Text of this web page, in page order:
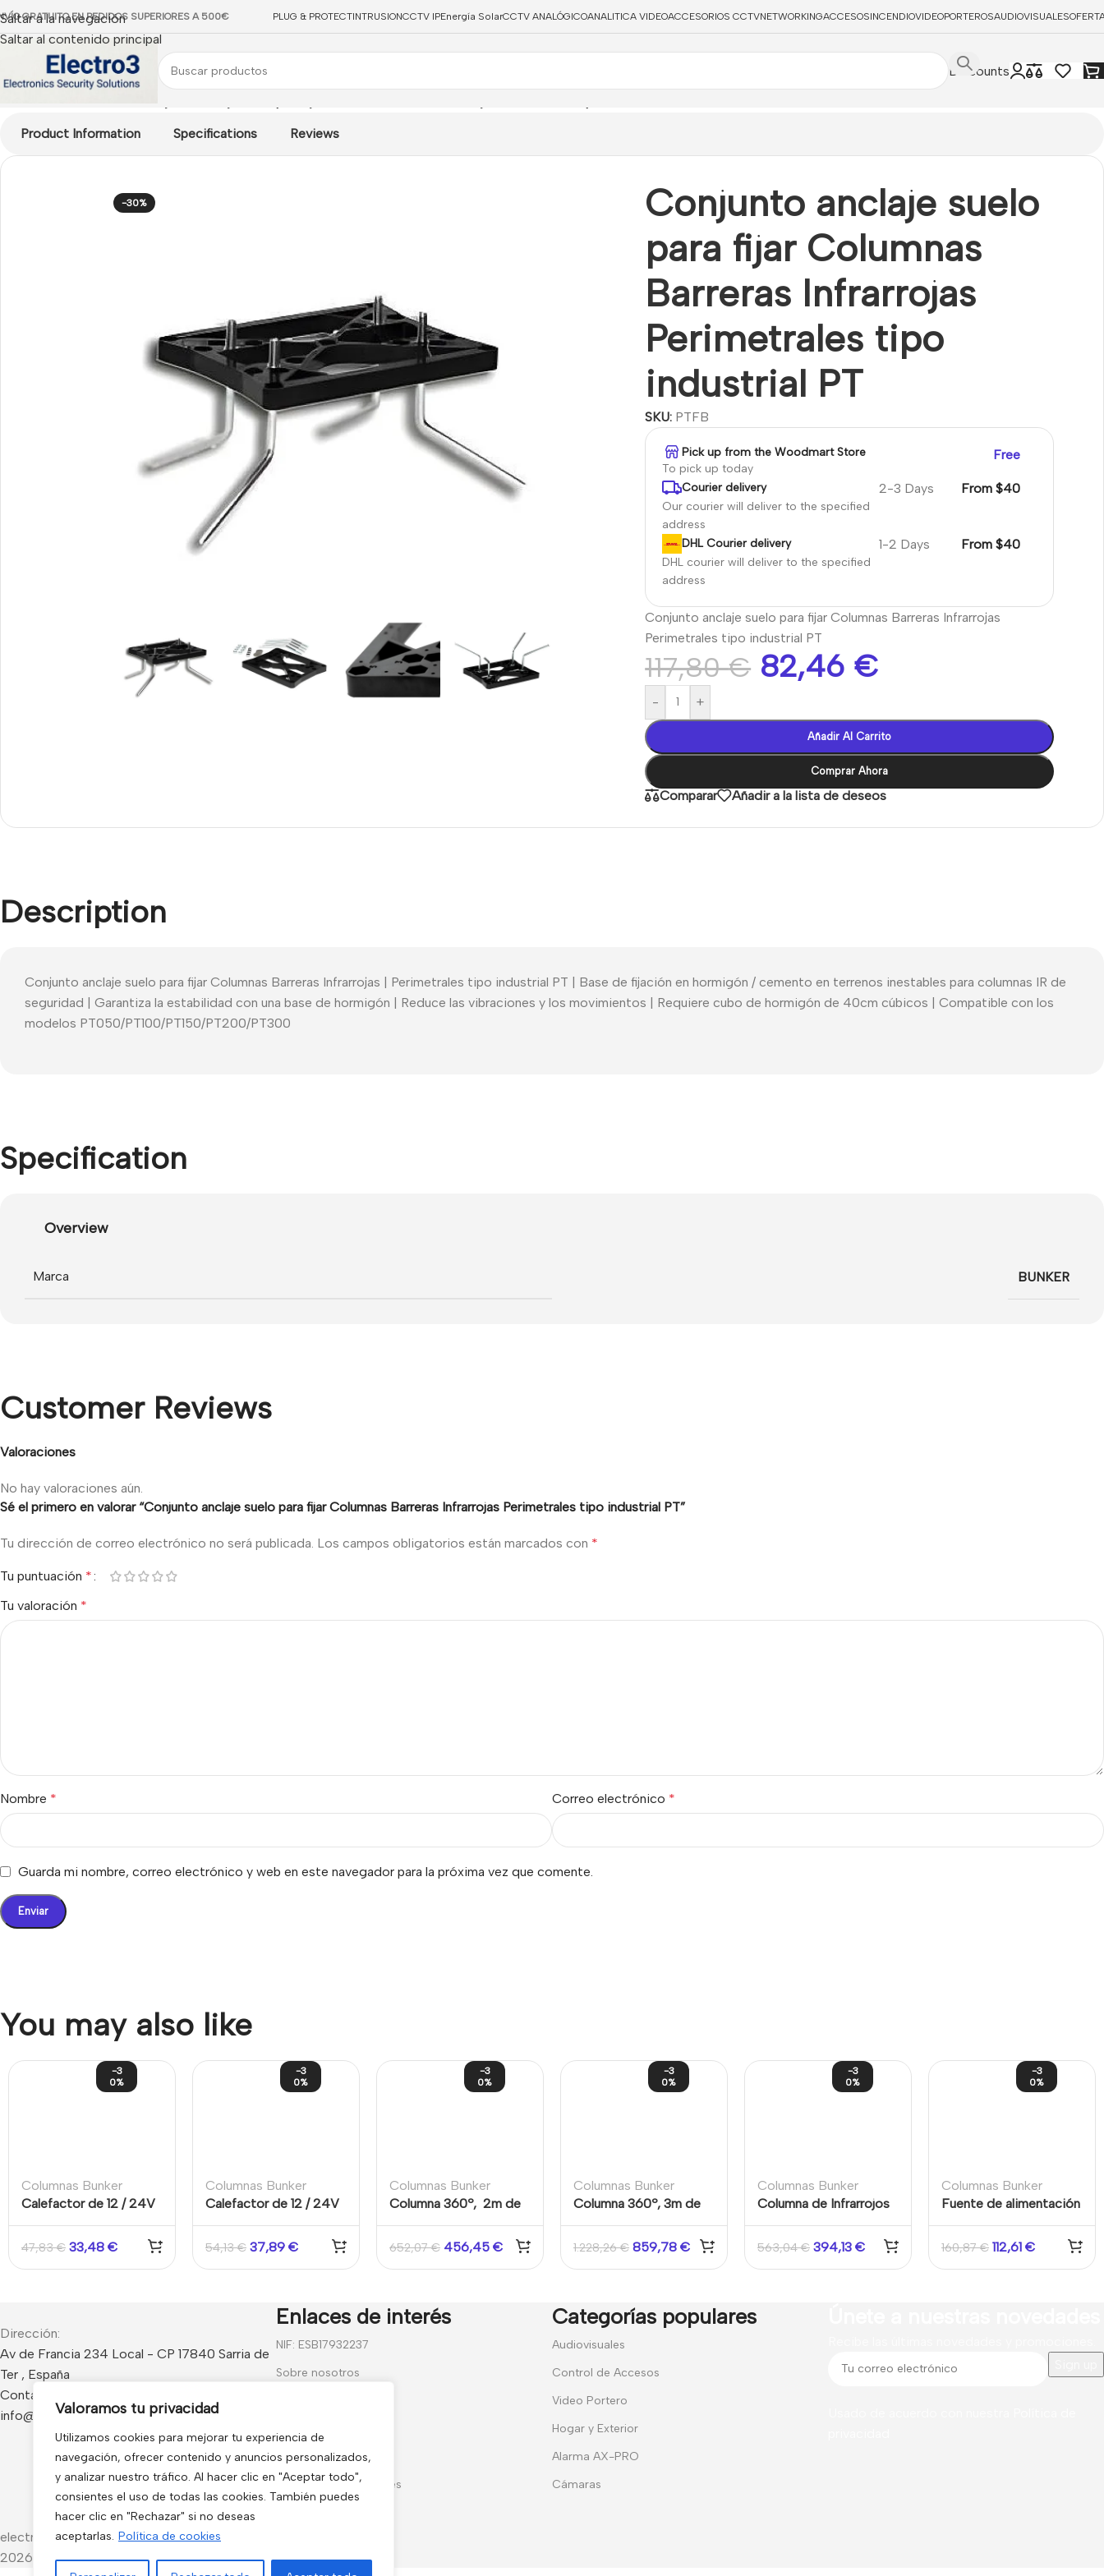
Valoramos tu privacidad
Utilizamos cookies para mejorar tu experiencia de
navegación, ofrecer contenido y anuncios personalizados,
y analizar nuestro tráfico. Al hacer clic en "Aceptar todo",
consientes el uso de todas las cookies. También puedes
hacer clic en "Rechazar" si no deseas
aceptarlas. Política de cookies
Saltar a la navegación
Saltar al contenido principal
GRATUITO EN PEDIDOS SUPERIORES A 500€ PLUG & PROTECTINTRUSIONCCTV IPEnergía SolarCCTV ANALÓGICOANALITICA VIDEOACCESORIOS CCTVNETWORKINGACCESOSINCENDIOVIDEOPORTEROSAUDIOVISUALES
Discounts
Product Information Specifications Reviews
-30%
Conjunto anclaje suelo
para fijar Columnas
Barreras Infrarrojas
Perimetrales tipo
industrial PT
SKU: PTFB
Pick up from the Woodmart Store
To pick up today
Free
Courier delivery
Our courier will deliver to the specified
address
2-3 Days From $40
DHL Courier delivery
DHL courier will deliver to the specified
address
1-2 Days From $40
Conjunto anclaje suelo para fijar Columnas Barreras Infrarrojas
Perimetrales tipo industrial PT
117,80€ 82,46 €
- +
Añadir Al Carrito
Comprar Ahora
Comparar Añadir a la lista de deseos
Description
Conjunto anclaje suelo para fijar Columnas Barreras Infrarrojas | Perimetrales tipo industrial PT | Base de fijación en hormigón / cemento en terrenos inestables para columnas IR de
seguridad | Garantiza la estabilidad con una base de hormigón | Reduce las vibraciones y los movimientos | Requiere cubo de hormigón de 40cm cúbicos | Compatible con los
modelos PT050/PT100/PT150/PT200/PT300
Specification
Overview
Marca BUNKER
Customer Reviews
Valoraciones
No hay valoraciones aún.
Sé el primero en valorar “Conjunto anclaje suelo para fijar Columnas Barreras Infrarrojas Perimetrales tipo industrial PT”
Tu dirección de correo electrónico no será publicada. Los campos obligatorios están marcados con *
Tu puntuación *
Tu valoración *
Nombre * Correo electrónico *
Guarda mi nombre, correo electrónico y web en este navegador para la próxima vez que comente.
You may also like
-3
0%
Columnas Bunker
Calefactor de 12 / 24V
47,83€ 33,48 €
-3
0%
Columnas Bunker
Calefactor de 12 / 24V
250/250/500mA. Para
zonas de condensación
54,13€ 37,89 €
-3
0%
Columnas Bunker
Columna 360º, 2m de
antiapertura incluido
Bunker
652,07€ 456,45 €
-3
0%
Columnas Bunker
Columna 360º, 3m de
antiapertura y soportes
laterales MB3SB de 70
1.228,26€ 859,78 €
-3
0%
Columnas Bunker
Columna de Infrarrojos
Perimetral de tipo
Industrial 180º fijación
563,04€ 394,13 €
-3
0%
Columnas Bunker
Fuente de alimentación
160,87€ 112,61 €
Dirección:
Av de Francia 234 Local - CP 17840 Sarria de
Ter , España
Contacto:
info@electro3.com
Enlaces de interés
NIF: ESB17932237
Sobre nosotros
Preguntas frecuentes
Condiciones Generales
Categorías populares
Audiovisuales
Control de Accesos
Video Portero
Hogar y Exterior
Alarma AX-PRO
Cámaras
electro3 ©
2026.